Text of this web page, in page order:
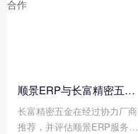
和准确性的同时，提升企业的
顺景ERP与长富精密五金携手合作
长富精密五金在经过协力厂商
推荐，并评估顺景ERP服务之